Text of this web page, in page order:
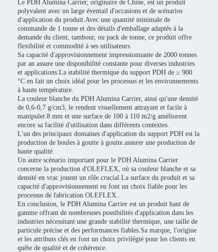
Le PDH Alumina Carrier, originaire de Chine, est un produit
polyvalent avec un large éventail d'occasions et de scénarios
d'application du produit.Avec une quantité minimale de
commande de 1 tonne et des détails d'emballage adaptés à la
demande du client, tambour, ou pack de tonne, ce produit offre
flexibilité et commodité à ses utilisateurs.
Sa capacité d'approvisionnement impressionnante de 2000 tonnes
par an assure une disponibilité constante pour diverses industries
et applications.La stabilité thermique du support PDH de ≥ 900
°C en fait un choix idéal pour les processus et les environnements
à haute température.
La couleur blanche du PDH Alumina Carrier, ainsi qu'une densité
de 0,6-0,7 g/cm3, le rendent visuellement attrayant et facile à
manipuler.8 mm et une surface de 100 à 110 m2/g améliorent
encore sa facilité d'utilisation dans différents contextes.
L'un des principaux domaines d'application du support PDH est la
production de boules à goutte à goutte.assurer une production de
haute qualité.
Un autre scénario important pour le PDH Alumina Carrier
concerne la production d'OLEFLEX, où sa couleur blanche et sa
densité en vrac jouent un rôle crucial.La surface du produit et sa
capacité d'approvisionnement en font un choix fiable pour les
processus de fabrication OLEFLEX..
En conclusion, le PDH Alumina Carrier est un produit haut de
gamme offrant de nombreuses possibilités d'application dans les
industries nécessitant une grande stabilité thermique, une taille de
particule précise et des performances fiables.Sa marque, l'origine
et les attributs clés en font un choix privilégié pour les clients en
quête de qualité et de cohérence.